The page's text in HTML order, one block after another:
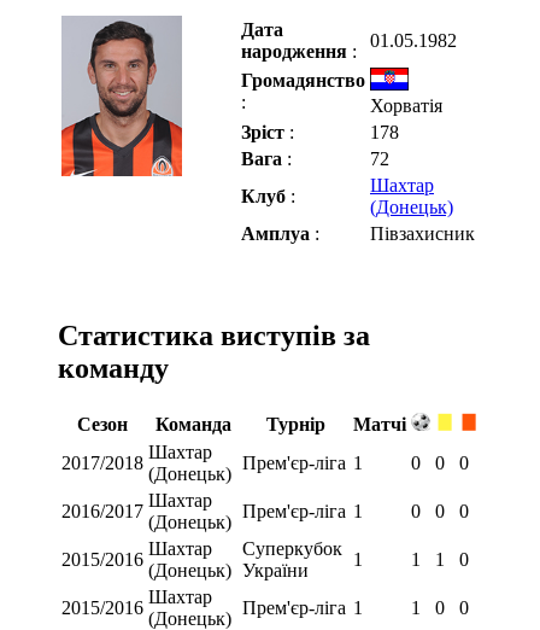
Дата
народження :
01.05.1982
Громадянство
:
Хорватія
Зріст :
178
Вага :
72
Клуб :
Шахтар
(Донецьк)
Амплуа : Півзахисник
Статистика виступів за
команду
Сезон Команда Турнір
Матчі
2017/2018
Шахтар
(Донецьк)
Прем'єр-ліга 1 0 0 0
2016/2017
Шахтар
(Донецьк)
Прем'єр-ліга 1 0 0 0
2015/2016
Шахтар
(Донецьк)
Суперкубок
України
1 1 1 0
2015/2016
Шахтар
(Донецьк)
Прем'єр-ліга 1 1 0 0